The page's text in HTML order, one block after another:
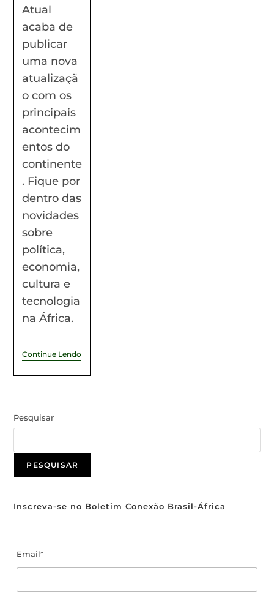
Atual
acaba de
publicar
uma nova
atualizaçã
o com os
principais
acontecim
entos do
continente
. Fique por
dentro das
novidades
sobre
política,
economia,
cultura e
tecnologia
na África.
Continue Lendo
Pesquisar
PESQUISAR
Inscreva-se no Boletim Conexão Brasil-África
Email*